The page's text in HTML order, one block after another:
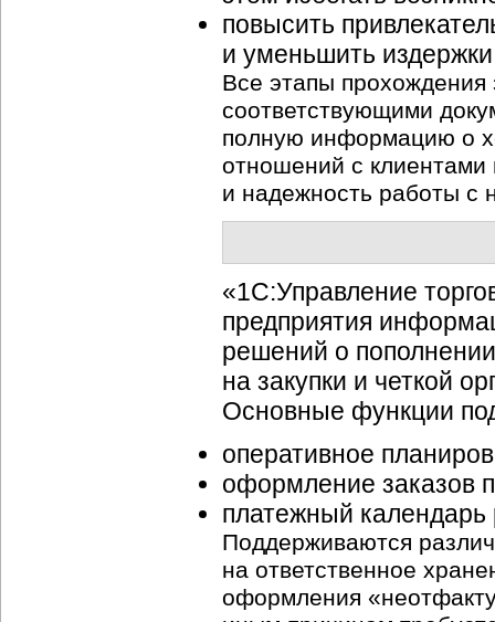
повысить
и уменьшить
Все этапы прохождения
соответствующими
полную информацию о
отношений с
и надежность работы с
«1С:Управление
предприятия
решений о
на закупки и четкой
Основные функции
оперативное
оформление заказов
платежный
Поддерживаются
на ответственное
оформления